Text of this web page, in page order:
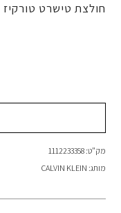
חולצת טישרט טורקיז
מק"ט: 1112233358
מותג: CALVIN KLEIN